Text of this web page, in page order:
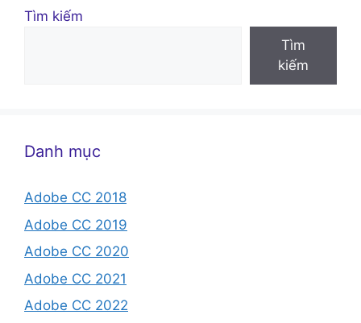
Tìm kiếm
Tìm
kiếm
Danh mục
Adobe CC 2018
Adobe CC 2019
Adobe CC 2020
Adobe CC 2021
Adobe CC 2022